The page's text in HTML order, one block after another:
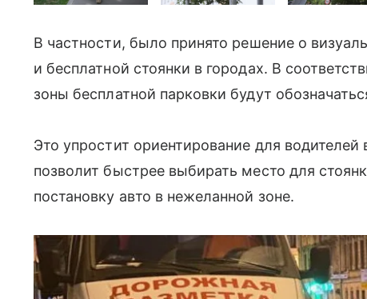
В частности, было принято решение о
и бесплатной стоянки в городах. В
зоны бесплатной парковки будут
Это упростит ориентирование для водителей
позволит быстрее выбирать место для
постановку авто в нежеланной зоне.